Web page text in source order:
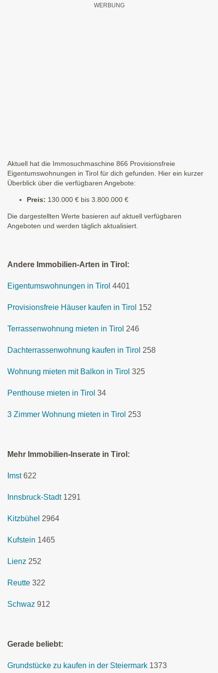
Aktuell hat die Immosuchmaschine 866 Provisionsfreie
Eigentumswohnungen in Tirol für dich gefunden. Hier ein kurzer
Überblick über die verfügbaren Angebote:
Preis: 130.000 € bis 3.800.000 €
Die dargestellten Werte basieren auf aktuell verfügbaren
Angeboten und werden täglich aktualisiert.
Andere Immobilien-Arten in Tirol:
Eigentumswohnungen in Tirol 4401
Provisionsfreie Häuser kaufen in Tirol 152
Terrassenwohnung mieten in Tirol 246
Dachterrassenwohnung kaufen in Tirol 258
Wohnung mieten mit Balkon in Tirol 325
Penthouse mieten in Tirol 34
3 Zimmer Wohnung mieten in Tirol 253
Mehr Immobilien-Inserate in Tirol:
Imst 622
Innsbruck-Stadt 1291
Kitzbühel 2964
Kufstein 1465
Lienz 252
Reutte 322
Schwaz 912
Gerade beliebt:
Grundstücke zu kaufen in der Steiermark 1373